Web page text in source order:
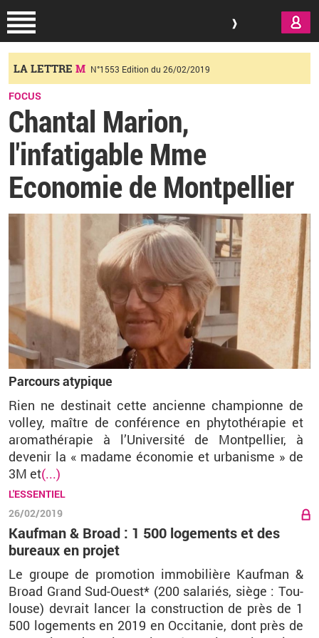
LA LETTRE M N°1553 Edition du 26/02/2019
FOCUS
Chantal Marion,
l'infatigable Mme
Economie de Montpellier
Parcours atypique
Rien ne destinait cette ancienne championne de
volley, maître de conférence en phytothérapie et
aromathérapie à l’Université de Montpellier, à
devenir la « madame économie et urbanisme » de
3M et(...)
L'ESSENTIEL
26/02/2019
Kaufman & Broad : 1 500 logements et des
bureaux en projet
Le groupe de pro­mo­tion im­mo­bi­lière Kauf­man &
Broad Grand Sud-Ouest* (200 sa­la­riés, siège : Tou­
louse) de­vrait lan­cer la construc­tion de près de 1
500 lo­ge­ments en 2019 en Oc­ci­ta­nie, dont près de